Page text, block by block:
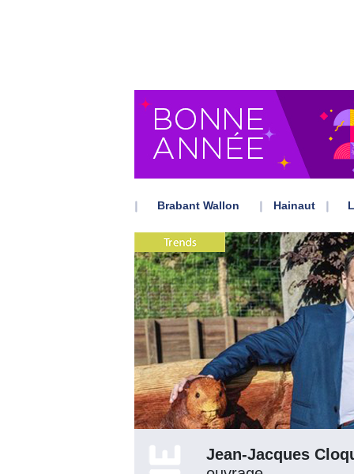
Brabant Wallon Hainaut
Jean-Jacques